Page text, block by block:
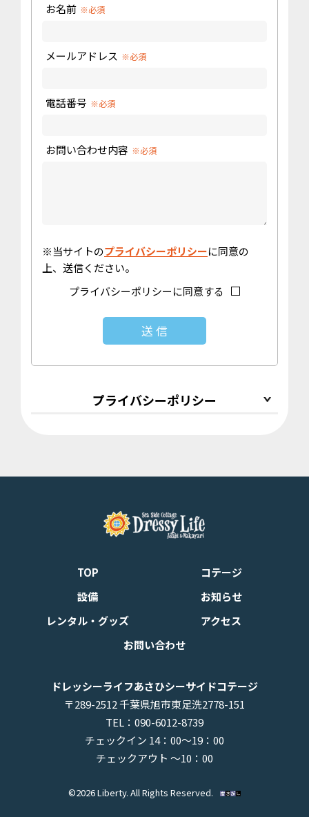
お名前 ※必須
メールアドレス ※必須
電話番号 ※必須
お問い合わせ内容 ※必須
※当サイトのプライバシーポリシーに同意の
上、送信ください。
プライバシーポリシーに同意する
プライバシーポリシー
TOP
コテージ
設備
お知らせ
レンタル・グッズ
アクセス
お問い合わせ
ドレッシーライフあさひシーサイドコテージ
〒289-2512 千葉県旭市東足洗2778-151
TEL： 090-6012-8739
チェックイン 14：00～19：00
チェックアウト ～10：00
©2026 Liberty. All Rights Reserved.